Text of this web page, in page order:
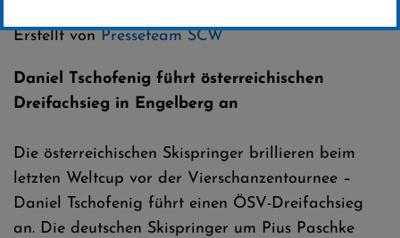
Erstellt vonPresseteam SCW
Daniel Tschofenig führt österreichischen
Dreifachsieg in Engelberg an
Die österreichischen Skispringer brillieren beim
letzten Weltcup vor der Vierschanzentournee –
Daniel Tschofenig führt einen ÖSV-Dreifachsieg
an. Die deutschen Skispringer um Pius Paschke